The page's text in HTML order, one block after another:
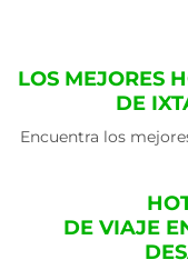
LOS MEJORES
DE
Encuentra los
DE VIAJE